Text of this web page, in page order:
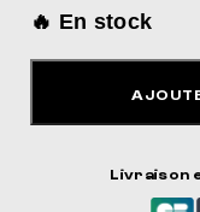
🔥 En stock
Livraison